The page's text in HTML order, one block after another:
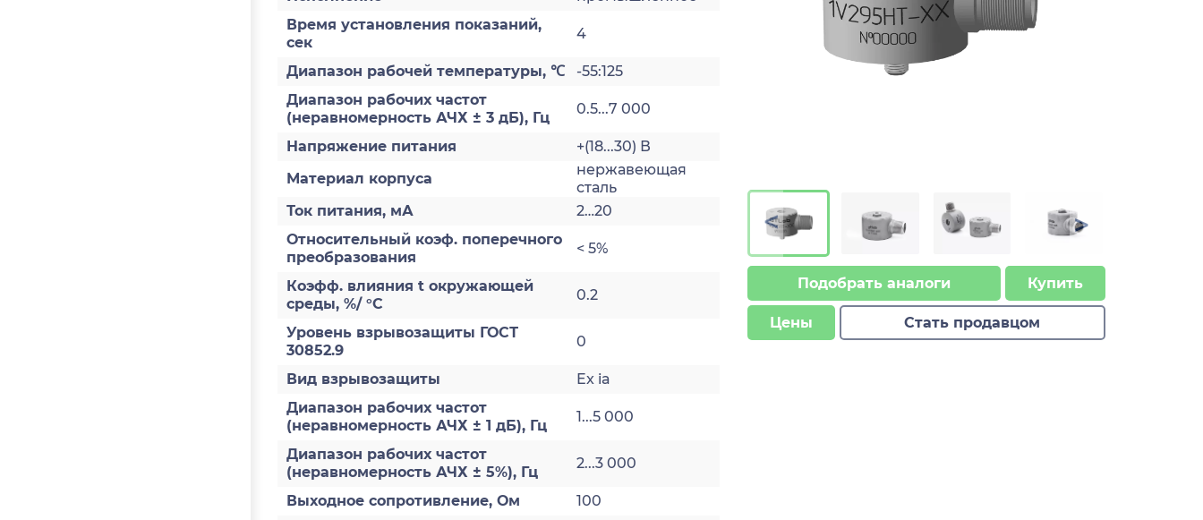
Время установления показаний,
сек
4
Диапазон рабочей температуры, ℃
-55:125
Диапазон рабочих частот
(неравномерность АЧХ ± 3 дБ), Гц
0.5...7 000
Напряжение питания
+(18...30) В
Материал корпуса
нержавеющая
сталь
Ток питания, мА
2…20
Относительный коэф. поперечного
преобразования
< 5%
Коэфф. влияния t окружающей
среды, %/ °С
0.2
Уровень взрывозащиты ГОСТ
30852.9
0
Вид взрывозащиты
Ex ia
Диапазон рабочих частот
(неравномерность АЧХ ± 1 дБ), Гц
1...5 000
Диапазон рабочих частот
(неравномерность АЧХ ± 5%), Гц
2...3 000
Выходное сопротивление, Ом
100
> >
Подобрать аналоги Купить
Цены Стать продавцом